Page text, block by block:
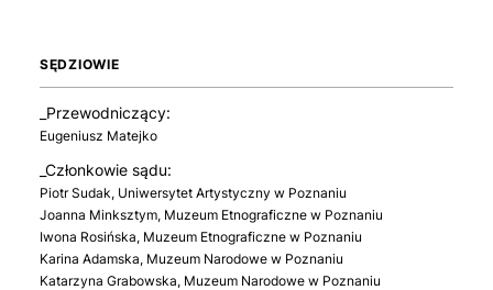
SĘDZIOWIE
_Przewodniczący:
Eugeniusz Matejko
_Członkowie sądu:
Piotr Sudak, Uniwersytet Artystyczny w Poznaniu
Joanna Minksztym, Muzeum Etnograficzne w Poznaniu
Iwona Rosińska, Muzeum Etnograficzne w Poznaniu
Karina Adamska, Muzeum Narodowe w Poznaniu
Katarzyna Grabowska, Muzeum Narodowe w Poznaniu